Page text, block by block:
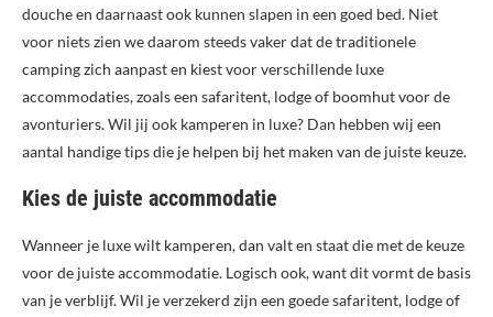
douche en daarnaast ook kunnen slapen in een goed bed. Niet
voor niets zien we daarom steeds vaker dat de traditionele
camping zich aanpast en kiest voor verschillende luxe
accommodaties, zoals een safaritent, lodge of boomhut voor de
avonturiers. Wil jij ook kamperen in luxe? Dan hebben wij een
aantal handige tips die je helpen bij het maken van de juiste keuze.
Kies de juiste accommodatie
Wanneer je luxe wilt kamperen, dan valt en staat die met de keuze
voor de juiste accommodatie. Logisch ook, want dit vormt de basis
van je verblijf. Wil je verzekerd zijn een goede safaritent, lodge of